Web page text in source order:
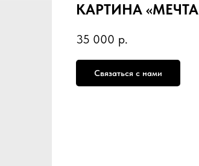
КАРТИНА
35 000 р.
Связаться с нами